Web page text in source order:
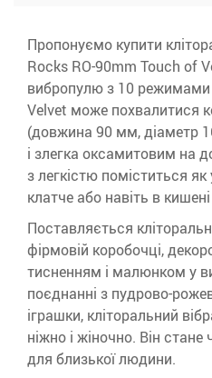
Пропонуємо купити
Rocks RO-90mm Touch of
вибропулю з 10 режимами
Velvet може похвалитися
(довжина 90 мм, діаметр
і злегка оксамитовим на
з легкістю поміститься як
клатче або навіть в
Поставляється
фірмовій коробочці,
тисненням і малюнком у
поєднанні з пудрово-
іграшки, кліторальний
ніжно і жіночно. Він
для близької людини.